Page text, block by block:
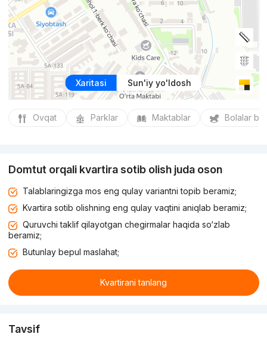
Xaritasi Sun'iy yo'ldosh
Ovqat Parklar Maktablar Bolalar
Domtut orqali kvartira sotib olish juda oson
Talablaringizga mos eng qulay variantni topib beramiz;
Kvartira sotib olishning eng qulay vaqtini aniqlab beramiz;
Quruvchi taklif qilayotgan chegirmalar haqida so‘zlab
beramiz;
Butunlay bepul maslahat;
Kvartirani tanlang
Tavsif